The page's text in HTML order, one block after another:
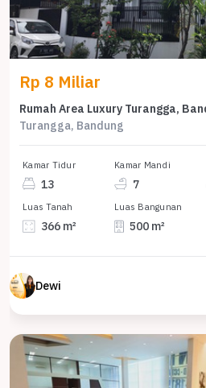
Rp 8 Miliar
Turangga, Bandung
Kamar Tidur
13
Kamar Mandi
7
Luas Tanah
366 m²
Luas Bangunan
500 m²
Dewi